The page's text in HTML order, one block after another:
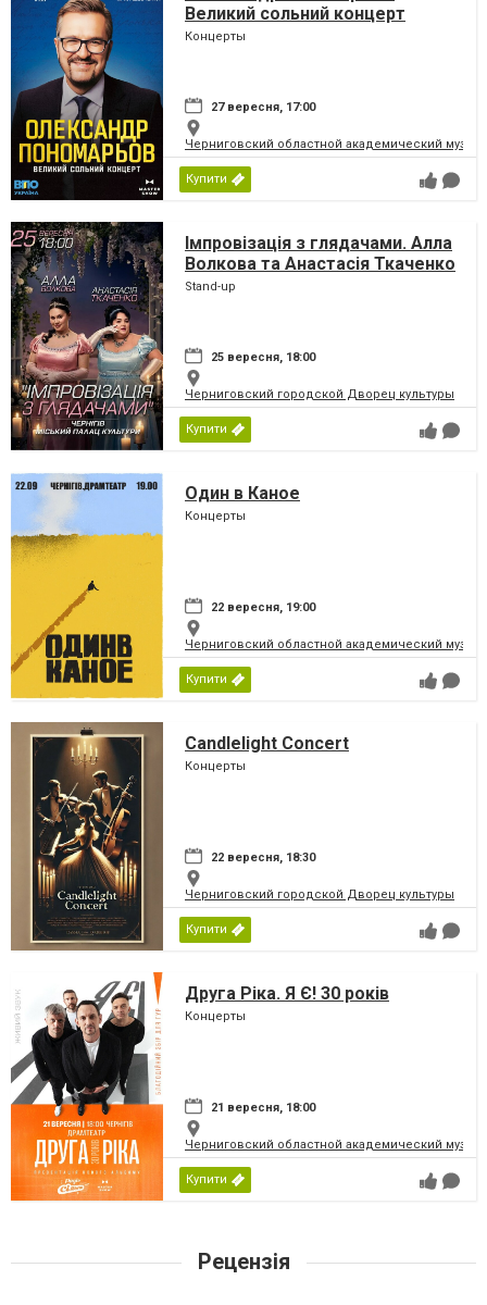
Великий сольний концерт
Концерты
27 вересня, 17:00
Черниговский областной академический
Купити
Імпровізація з глядачами. Алла
Волкова та Анастасія Ткаченко
Stand-up
25 вересня, 18:00
Черниговский городской Дворец культуры
Купити
Один в Каное
Концерты
22 вересня, 19:00
Черниговский областной академический
Купити
Candlelight Concert
Концерты
22 вересня, 18:30
Черниговский городской Дворец культуры
Купити
Друга Ріка. Я Є! 30 років
Концерты
21 вересня, 18:00
Черниговский областной академический
Купити
Рецензія